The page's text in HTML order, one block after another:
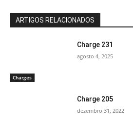
ARTIGOS RELACIONADOS
Charges
Charge 231
agosto 4, 2025
Charge 205
dezembro 31, 2022